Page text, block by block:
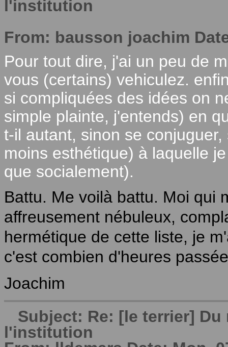
l'institution
From: bausson joachim
Pour tout dire, j'ai un peu de
vous (certains) vehiculez.
si compliquées des idées on
simple plainte, j'entends) en
t-il autant, sinon se
moins esthétique) à laquelle
que socialement).
Battu. Me voilà battu. Moi qui
affreusement nébuleux,
hermétique de cette liste, je
c'est combien d'heures
Joachim
Subject: Re: [le terrier]
l'institution